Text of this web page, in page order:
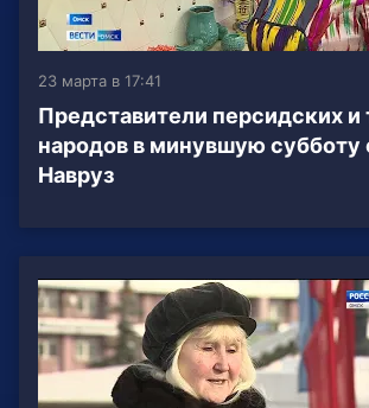
23 марта в 17:41
Представители персидских и
народов в минувшую субботу
Навруз